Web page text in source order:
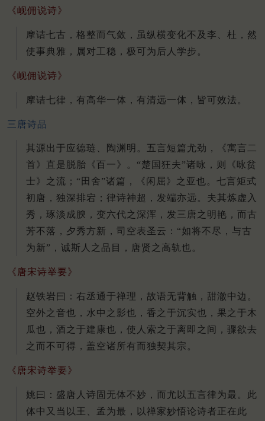
《岘佣说诗》
摩诘七古，格整而气敛，虽纵横变化不及李、杜，然
使事典雅，属对工稳，极可为后人学步。
《岘佣说诗》
摩诘七律，有高华一体，有清远一体，皆可效法。
三唐诗品
其源出于应德琏、陶渊明。五言短篇尤劲，《寓言二
首》直是脱胎《百一》。“楚国狂夫”诸咏，则《咏贫
士》之流；“田舍”诸篇，《闲屈》之亚也。七言矩式
初唐，独深排宕；律诗神超，发端亦远。夫其炼虚入
秀，琢淡成腴，变六代之深浑，发三唐之明艳，而古
芳不落，夕秀方新，司空表圣云：“如将不尽，与古
为新”，诚斯人之品目，唐贤之高轨也。
《唐宋诗举要》
赵铁岩曰：右丞通于禅理，故语无背触，甜澈中边。
空外之音也，水中之影也，香之于沉实也，果之于木
瓜也，酒之于建康也，使人索之于离即之间，骤欲去
之而不可得，盖空诸所有而独契其宗。
《唐宋诗举要》
姚曰：盛唐人诗固无体不妙，而尤以五言律为最。此
体中又当以王、孟为最，以禅家妙悟论诗者正在此